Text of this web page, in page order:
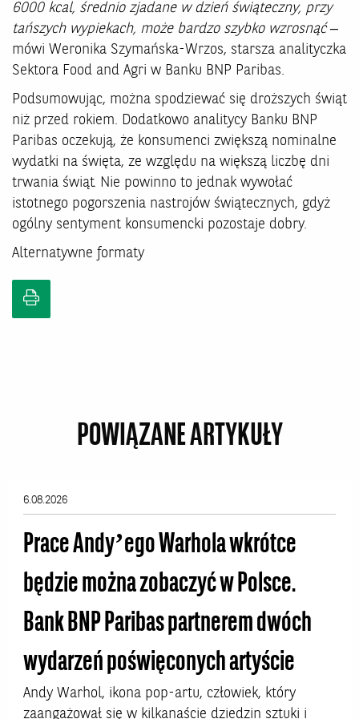
6000 kcal, średnio zjadane w dzień świąteczny, przy
tańszych wypiekach, może bardzo szybko wzrosnąć–
mówi Weronika Szymańska-Wrzos, starsza analityczka
Sektora Food and Agri w Banku BNP Paribas.
Podsumowując, można spodziewać się droższych świąt
niż przed rokiem. Dodatkowo analitycy Banku BNP
Paribas oczekują, że konsumenci zwiększą nominalne
wydatki na święta, ze względu na większą liczbę dni
trwania świąt. Nie powinno to jednak wywołać
istotnego pogorszenia nastrojów świątecznych, gdyż
ogólny sentyment konsumencki pozostaje dobry.
Alternatywne formaty
POWIĄZANE ARTYKUŁY
6.08.2026
Prace Andy’ego Warhola wkrótce
będzie można zobaczyć w Polsce.
Bank BNP Paribas partnerem dwóch
wydarzeń poświęconych artyście
Andy Warhol, ikona pop-artu, człowiek, który
zaangażował się w kilkanaście dziedzin sztuki i